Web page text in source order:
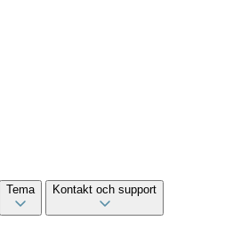
Tema Kontakt och support